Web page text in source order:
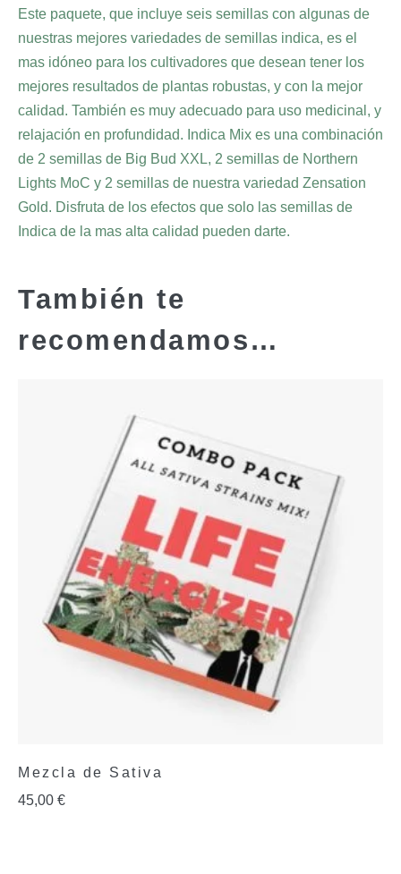
Este paquete, que incluye seis semillas con algunas de
nuestras mejores variedades de semillas indica, es el
mas idóneo para los cultivadores que desean tener los
mejores resultados de plantas robustas, y con la mejor
calidad. También es muy adecuado para uso medicinal, y
relajación en profundidad. Indica Mix es una combinación
de 2 semillas de Big Bud XXL, 2 semillas de Northern
Lights MoC y 2 semillas de nuestra variedad Zensation
Gold. Disfruta de los efectos que solo las semillas de
Indica de la mas alta calidad pueden darte.
También te
recomendamos…
Mezcla de Sativa
45,00 €